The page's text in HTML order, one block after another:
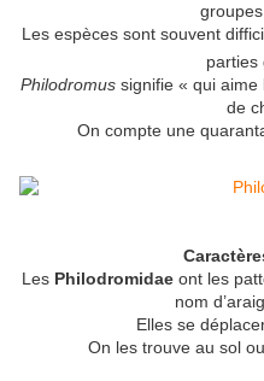
Les espèces sont souvent
parties
Philodromus signifie « qui
de
On compte une
Les Philodromidae ont les
nom
Elles se
On les trouve au sol